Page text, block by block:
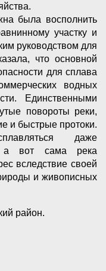
была восполнить
участку и
руководством для
что основной
для сплава
водных
Единственными
повороты реки,
и быстрые протоки.
даже
а вот сама река
вследствие своей
и живописных
район.